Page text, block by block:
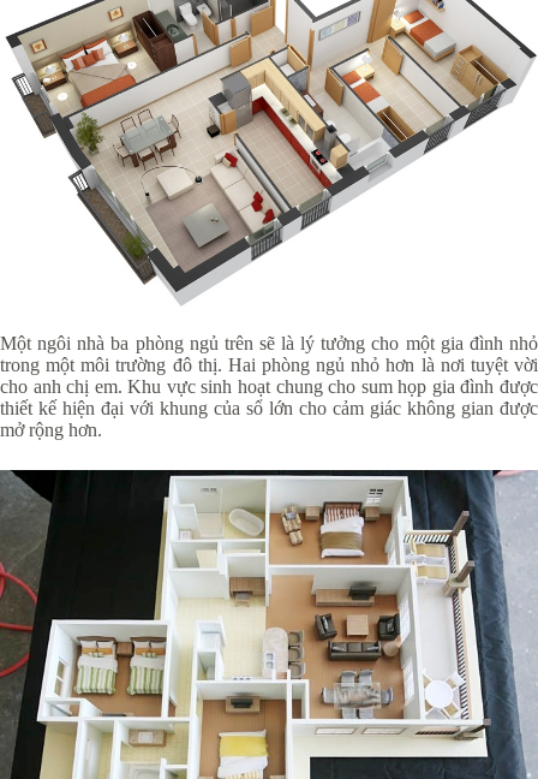
Một ngôi nhà ba phòng ngủ trên sẽ là lý tưởng cho một gia đình nhỏ
trong một môi trường đô thị. Hai phòng ngủ nhỏ hơn là nơi tuyệt vời
cho anh chị em. Khu vực sinh hoạt chung cho sum họp gia đình được
thiết kế hiện đại với khung của sổ lớn cho cảm giác không gian được
mở rộng hơn.